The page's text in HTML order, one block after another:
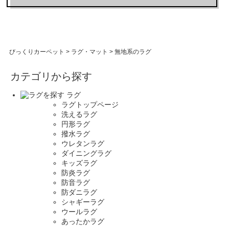
びっくりカーペット > ラグ・マット > 無地系のラグ
カテゴリから探す
ラグ
ラグトップページ
洗えるラグ
円形ラグ
撥水ラグ
ウレタンラグ
ダイニングラグ
キッズラグ
防炎ラグ
防音ラグ
防ダニラグ
シャギーラグ
ウールラグ
あったかラグ